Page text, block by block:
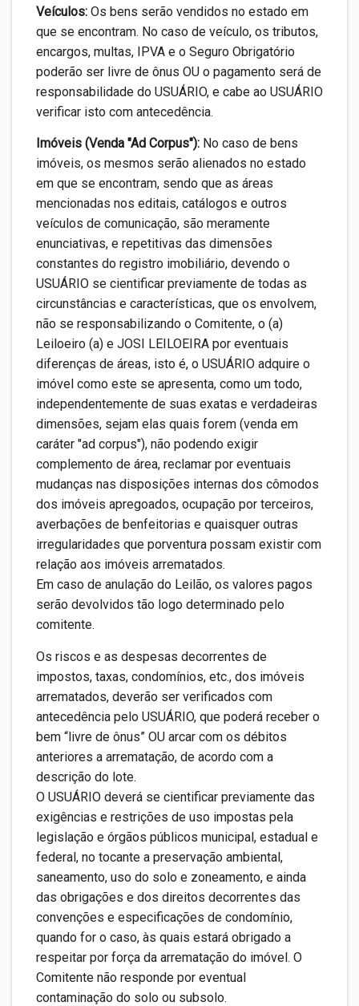
Veículos: Os bens serão vendidos no estado em
que se encontram. No caso de veículo, os tributos,
encargos, multas, IPVA e o Seguro Obrigatório
poderão ser livre de ônus OU o pagamento será de
responsabilidade do USUÁRIO, e cabe ao USUÁRIO
verificar isto com antecedência.
Imóveis (Venda "Ad Corpus"): No caso de bens
imóveis, os mesmos serão alienados no estado
em que se encontram, sendo que as áreas
mencionadas nos editais, catálogos e outros
veículos de comunicação, são meramente
enunciativas, e repetitivas das dimensões
constantes do registro imobiliário, devendo o
USUÁRIO se cientificar previamente de todas as
circunstâncias e características, que os envolvem,
não se responsabilizando o Comitente, o (a)
Leiloeiro (a) e JOSI LEILOEIRA por eventuais
diferenças de áreas, isto é, o USUÁRIO adquire o
imóvel como este se apresenta, como um todo,
independentemente de suas exatas e verdadeiras
dimensões, sejam elas quais forem (venda em
caráter "ad corpus"), não podendo exigir
complemento de área, reclamar por eventuais
mudanças nas disposições internas dos cômodos
dos imóveis apregoados, ocupação por terceiros,
averbações de benfeitorias e quaisquer outras
irregularidades que porventura possam existir com
relação aos imóveis arrematados.
Em caso de anulação do Leilão, os valores pagos
serão devolvidos tão logo determinado pelo
comitente.
Os riscos e as despesas decorrentes de
impostos, taxas, condomínios, etc., dos imóveis
arrematados, deverão ser verificados com
antecedência pelo USUÁRIO, que poderá receber o
bem “livre de ônus” OU arcar com os débitos
anteriores a arrematação, de acordo com a
descrição do lote.
O USUÁRIO deverá se cientificar previamente das
exigências e restrições de uso impostas pela
legislação e órgãos públicos municipal, estadual e
federal, no tocante a preservação ambiental,
saneamento, uso do solo e zoneamento, e ainda
das obrigações e dos direitos decorrentes das
convenções e especificações de condomínio,
quando for o caso, às quais estará obrigado a
respeitar por força da arrematação do imóvel. O
Comitente não responde por eventual
contaminação do solo ou subsolo.